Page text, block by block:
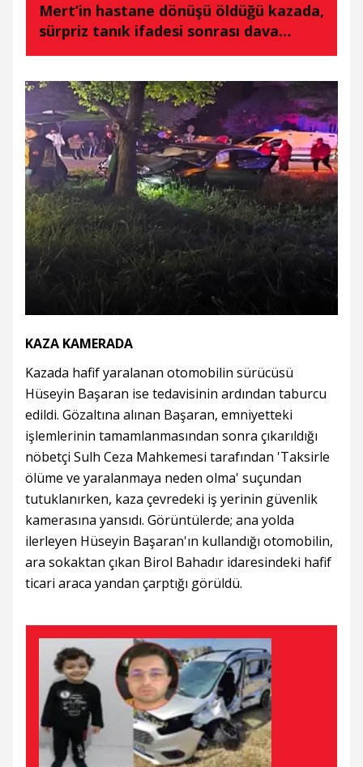
Mert’in hastane dönüşü öldüğü kazada,
sürpriz tanık ifadesi sonrası dava
dosyasına inceleme
KAZA KAMERADA
Kazada hafif yaralanan otomobilin sürücüsü
Hüseyin Başaran ise tedavisinin ardından taburcu
edildi. Gözaltına alınan Başaran, emniyetteki
işlemlerinin tamamlanmasından sonra çıkarıldığı
nöbetçi Sulh Ceza Mahkemesi tarafından 'Taksirle
ölüme ve yaralanmaya neden olma' suçundan
tutuklanırken, kaza çevredeki iş yerinin güvenlik
kamerasına yansıdı. Görüntülerde; ana yolda
ilerleyen Hüseyin Başaran'ın kullandığı otomobilin,
ara sokaktan çıkan Birol Bahadır idaresindeki hafif
ticari araca yandan çarptığı görüldü.